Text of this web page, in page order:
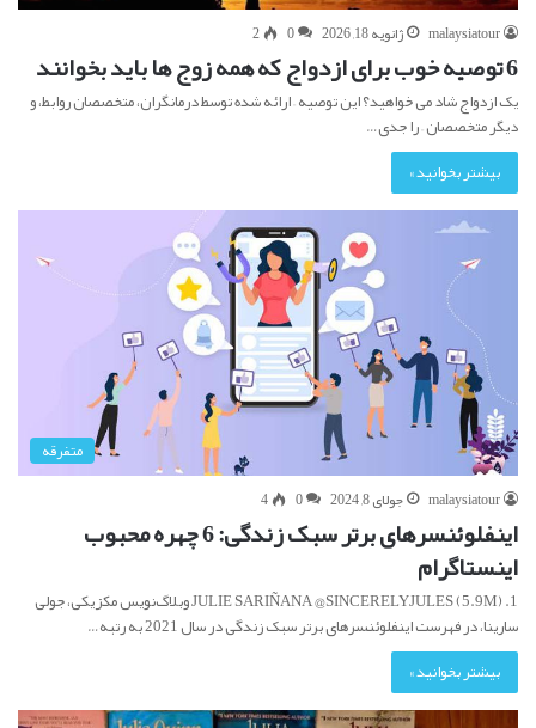
malaysiatour
ژانویه 18, 2026 0
2
6 توصیه خوب برای ازدواج که همه زوج ها باید بخوانند
یک ازدواج شاد می خواهید؟ این توصیه – ارائه شده توسط درمانگران، متخصصان روابط، و
دیگر متخصصان – را جدی…
بیشتر بخوانید »
متفرقه
malaysiatour
جولای 8, 2024 0
4
اینفلوئنسرهای برتر سبک زندگی: 6 چهره محبوب
اینستاگرام
1. JULIE SARIÑANA @SINCERELYJULES (5.9M) وبلاگ‌نویس مکزیکی، جولی
سارینا، در فهرست اینفلوئنسرهای برتر سبک زندگی در سال 2021 به رتبه…
بیشتر بخوانید »